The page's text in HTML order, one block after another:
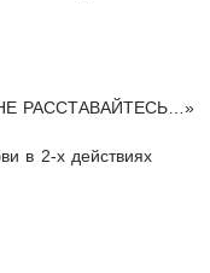
РАССТАВАЙТЕСЬ…»
в 2-х действиях